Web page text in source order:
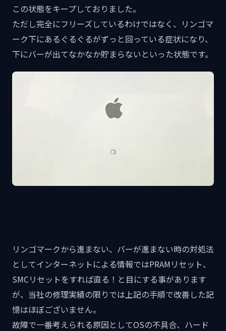
この状態をキープしておりました。
ただし完全にフリーズしているわけではなく、リンゴマ
ーク下にあるぐるぐるがずっと回っている症状になり、
下にバーが出てなかなか貯まらないといった状態です。
リンゴマークから進まない、バーが進まない時の対処法
としてインターネットによる情報ではPRAMリセット、
SMCリセットをすれば直る！と目にする事があります
が、当社の修理実績の限りでは上記の手順で改善した記
憶はほぼございません。
故障で一番考えられる原因としてOSの不具合、ハード